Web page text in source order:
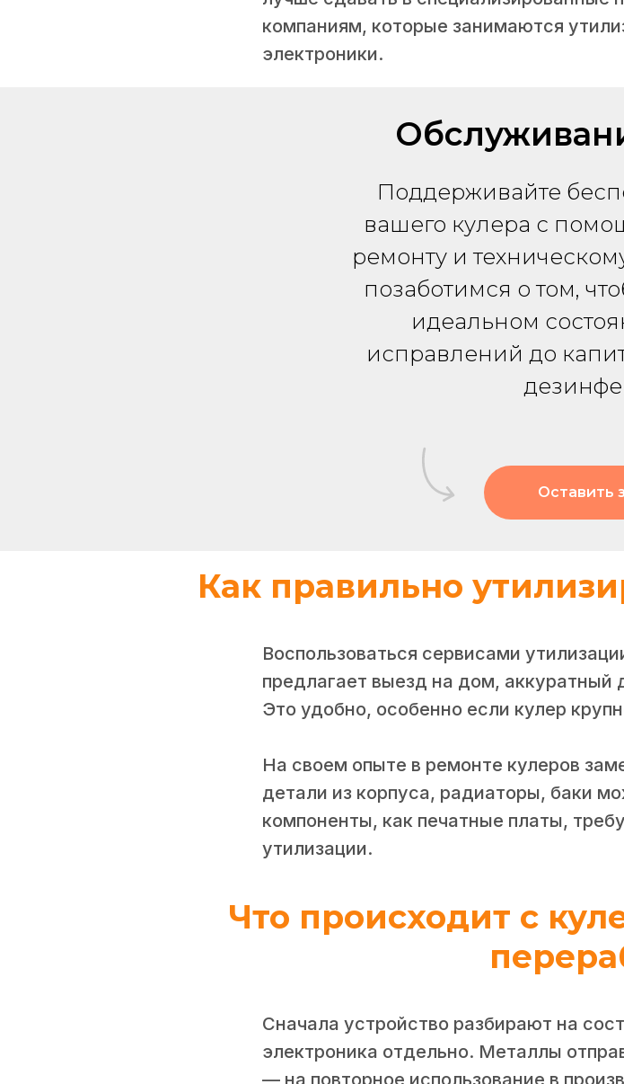
компаниям, которые занимаются
электроники.
Поддерживайте
вашего кулера с
ремонту и
позаботимся о том,
идеальном
исправлений до
Оставить
Как правильно
Воспользоваться сервисами
предлагает выезд на дом, аккуратный
Это удобно, особенно если кулер
На своем опыте в ремонте кулеров
детали из корпуса, радиаторы, баки
компоненты, как печатные платы,
утилизации.
Что происходит с
Сначала устройство разбирают на
электроника отдельно. Металлы
— на повторное использование в